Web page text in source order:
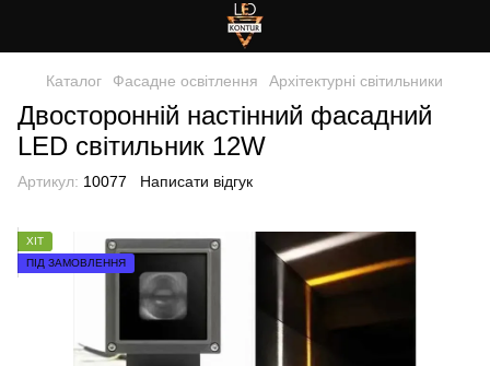
Каталог Фасадне освітлення Архітектурні світильники
Двосторонній настінний фасадний
LED світильник 12W
Артикул: 10077 Написати відгук
ХІТ
ПІД ЗАМОВЛЕННЯ